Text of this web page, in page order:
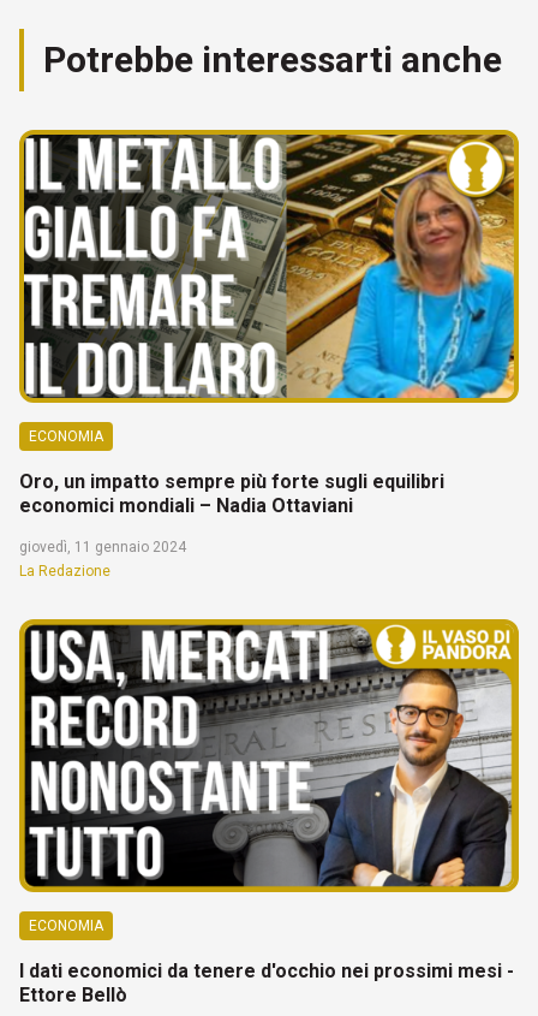
Potrebbe interessarti anche
ECONOMIA
Oro, un impatto sempre più forte sugli equilibri
economici mondiali – Nadia Ottaviani
giovedì, 11 gennaio 2024
La Redazione
ECONOMIA
I dati economici da tenere d'occhio nei prossimi mesi -
Ettore Bellò